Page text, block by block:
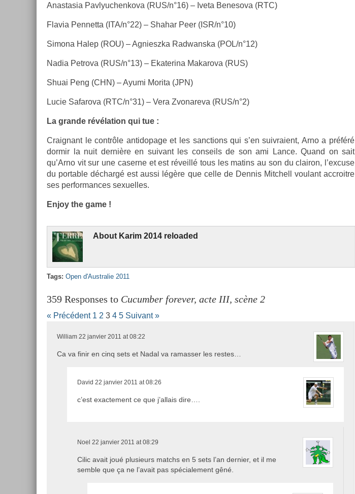
An­as­tasia Pav­lyuc­henkova (RUS/n°16) – Iveta Be­nesova (RTC)
Flavia Pen­netta (ITA/n°22) – Shahar Peer (ISR/n°10)
Simona Halep (ROU) – Ag­nieszka Rad­wanska (POL/n°12)
Nadia Pet­rova (RUS/n°13) – Ekaterina Makarova (RUS)
Shuai Peng (CHN) – Ayumi Morita (JPN)
Lucie Safarova (RTC/n°31) – Vera Zvonareva (RUS/n°2)
La gran­de révéla­tion qui tue :
Craig­nant le contrôle anti­dopage et les sanc­tions qui s’en suiv­raient, Arno a préféré
dor­mir la nuit dernière en suivant les con­seils de son ami Lance. Quand on sait
qu’Arno vit sur une caser­ne et est réveillé tous les matins au son du clairon, l’ex­cuse
du port­able déchargé est aussi légère que celle de De­nnis Mitchell voulant accroit­re
ses per­for­mances sexuel­les.
Enjoy the game !
About Karim 2014 re­loaded
Tags: Open d'Australie 2011
359 Responses to Cucumber forever, acte III, scène 2
« Précédent 1 2 3 4 5 Suivant »
William 22 janvier 2011 at 08:22
Ca va finir en cinq sets et Nadal va ramasser les restes…
David 22 janvier 2011 at 08:26
c’est exactement ce que j’allais dire….
Noel 22 janvier 2011 at 08:29
Cilic avait joué plusieurs matchs en 5 sets l’an dernier, et il me
semble que ça ne l’avait pas spécialement gêné.